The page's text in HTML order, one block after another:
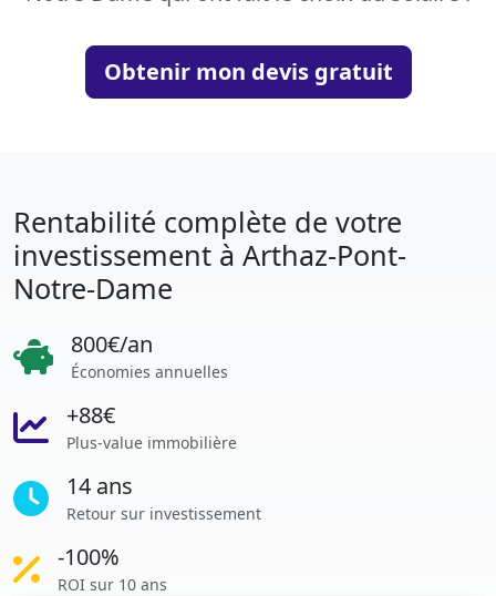
Obtenir mon devis gratuit
Rentabilité complète de votre
investissement à Arthaz-Pont-
Notre-Dame
800€/an
Économies annuelles
+88€
Plus-value immobilière
14 ans
Retour sur investissement
-100%
ROI sur 10 ans